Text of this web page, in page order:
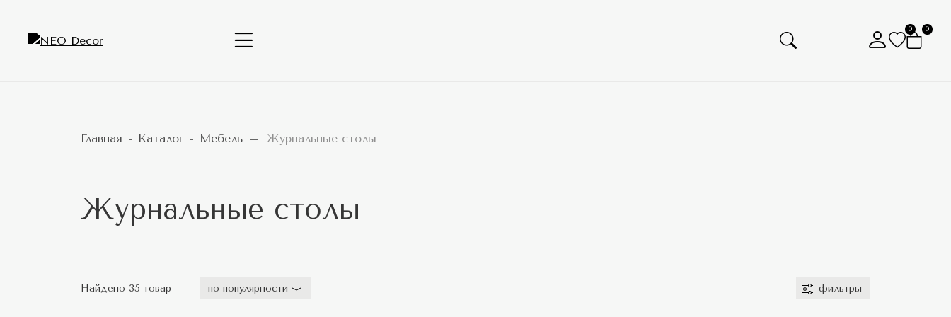
0 0
Главная Каталог Мебель Журнальные столы
Журнальные столы
Найдено 35 товар по популярности фильтры